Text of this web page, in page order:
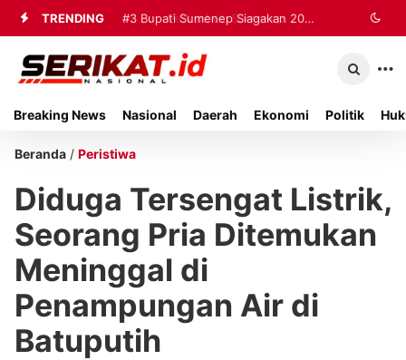
TRENDING #2 Perkimhub Sumenep
Matangkan Pelaksanaan RTLH 2026,
#3 Bupati Sumenep Siagakan 20
Ambulans dan Tiga Rumah Sakit
Breaking News Nasional Daerah Ekonomi Politik
Beranda / Peristiwa
Diduga Tersengat Listrik,
Seorang Pria Ditemukan
Meninggal di
Penampungan Air di
Batuputih